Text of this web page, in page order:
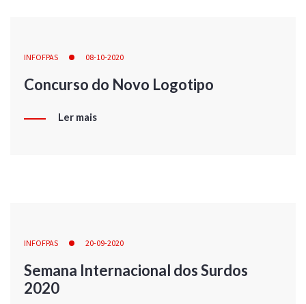
INFOFPAS 08-10-2020
Concurso do Novo Logotipo
Ler mais
INFOFPAS 20-09-2020
Semana Internacional dos Surdos
2020